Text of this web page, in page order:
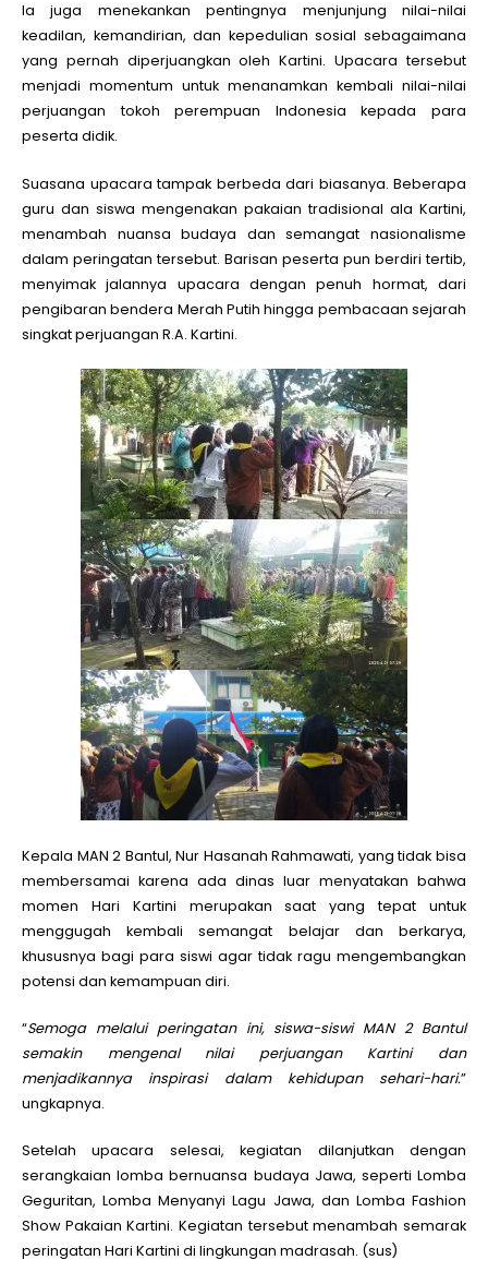
Ia juga menekankan pentingnya menjunjung nilai-nilai
keadilan, kemandirian, dan kepedulian sosial sebagaimana
yang pernah diperjuangkan oleh Kartini. Upacara tersebut
menjadi momentum untuk menanamkan kembali nilai-nilai
perjuangan tokoh perempuan Indonesia kepada para
peserta didik.
Suasana upacara tampak berbeda dari biasanya. Beberapa
guru dan siswa mengenakan pakaian tradisional ala Kartini,
menambah nuansa budaya dan semangat nasionalisme
dalam peringatan tersebut. Barisan peserta pun berdiri tertib,
menyimak jalannya upacara dengan penuh hormat, dari
pengibaran bendera Merah Putih hingga pembacaan sejarah
singkat perjuangan R.A. Kartini.
Kepala MAN 2 Bantul, Nur Hasanah Rahmawati, yang tidak bisa
membersamai karena ada dinas luar menyatakan bahwa
momen Hari Kartini merupakan saat yang tepat untuk
menggugah kembali semangat belajar dan berkarya,
khususnya bagi para siswi agar tidak ragu mengembangkan
potensi dan kemampuan diri.
“Semoga melalui peringatan ini, siswa-siswi MAN 2 Bantul
semakin mengenal nilai perjuangan Kartini dan
menjadikannya inspirasi dalam kehidupan sehari-hari.”
ungkapnya.
Setelah upacara selesai, kegiatan dilanjutkan dengan
serangkaian lomba bernuansa budaya Jawa, seperti Lomba
Geguritan, Lomba Menyanyi Lagu Jawa, dan Lomba Fashion
Show Pakaian Kartini. Kegiatan tersebut menambah semarak
peringatan Hari Kartini di lingkungan madrasah. (sus)